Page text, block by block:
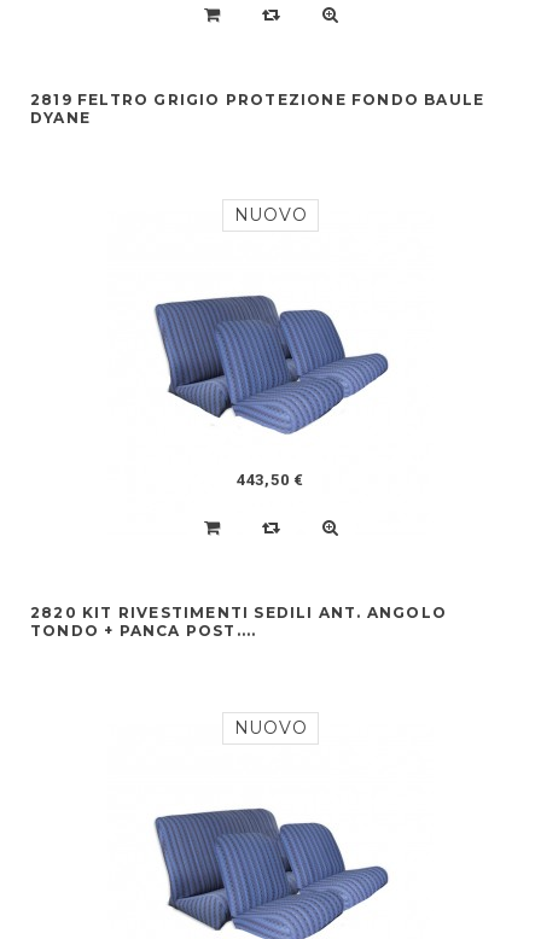
2819 FELTRO GRIGIO PROTEZIONE FONDO BAULE
DYANE
NUOVO
443,50 €
2820 KIT RIVESTIMENTI SEDILI ANT. ANGOLO
TONDO + PANCA POST....
NUOVO